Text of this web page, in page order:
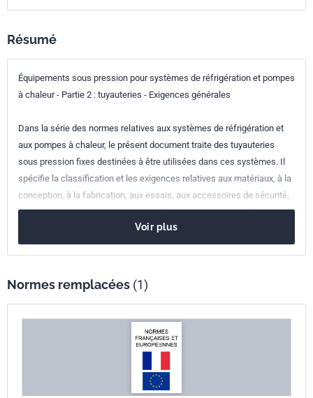
Codes ICS
23.020.30
27.200Technologie frigorifique
Indice de
E35-414-2
Numéro de tirage
Parenté
européenne
EN 14276-2+A1:2011
Résumé
Équipements sous pression pour systèmes de réfrigération et pompes
à chaleur - Partie 2 : tuyauteries - Exigences générales
Dans la série des normes relatives aux systèmes de réfrigération et
aux pompes à chaleur, le présent document traite des tuyauteries
sous pression fixes destinées à être utilisées dans ces systèmes. Il
spécifie la classification et les exigences relatives aux matériaux, à la
conception, à la fabrication, aux essais, aux accessoires de sécurité,
à la documentation et au marquage. Il est destiné à venir à l'appui des
exigences essentielles de la Directive 97/23/CE "Équipements sous
pression".
Voir plus
Normes remplacées (1)